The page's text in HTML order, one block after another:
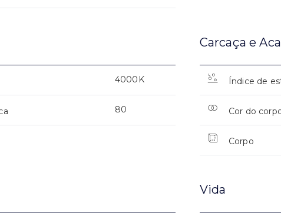
4000K
80
Carcaça e
Índice de
Cor do
Corpo
Vida